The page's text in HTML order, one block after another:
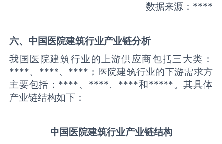
数据来源：****
六、中国医院建筑行业产业链分析
我国医院建筑行业的上游供应商包括三大类：
****、****、****；医院建筑行业的下游需求方
主要包括：****、****、****和*****。其具体
产业链结构如下：
中国医院建筑行业产业链结构